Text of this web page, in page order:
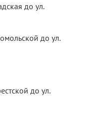
до ул.
до ул.
до ул.